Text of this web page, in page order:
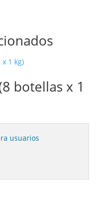
botellas x 1
usuarios